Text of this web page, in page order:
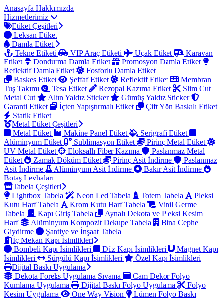
Anasayfa Hakkımızda
Hizmetlerimiz
Etiket Çeşitleri
Leksan Etiket
Damla Etiket
Tekne Etiketi
VIP Araç Etiketi Uçak Etiket
Karavan
Etiket
Dondurma Damla Etiket
Promosyon Damla Etiket
Reflektif Damla Etiket
Fosforlu Damla Etiket
Baskes Etiket
Şeffaf Etiket Reflektif Etiket
Membran
Tuş Takımı
Tesa Etiket Rezopal Kazıma Etiket
Slim Cut
Metal Cut
Altın Yaldız Sticker
Gümüş Yaldız Sticker
Garanti Etiket
İçten Yapıştırmalı Etiket
Çift Yön Baskılı Etiket
Statik Etiket
Metal Etiket Çeşitleri
Metal Etiket
Makine Panel Etiket
Serigrafi Etiket
Alüminyum Etiket
Sublimasyon Etiket
Pirinç Metal Etiket
UV Metal Etiket
Eloksallı Fiber Kazıma
Paslanmaz Metal
Etiket
Zamak Döküm Etiket Pirinç Asit İndirme
Paslanmaz
Asit İndirme
Alüminyum Asit İndirme
Bakır Asit İndirme
Botaş Levhaları
Tabela Çeşitleri
Lightbox Tabela
Neon Led Tabela Totem Tabela
Pleksi
Kutu Harf Tabela
Krom Kutu Harf Tabela
Vinil Germe
Tabela
Kapı Giriş Tabela
Aynalı Dekota ve Pleksi Kesim
Harf
Alüminyum Kompozit Dekupe Tabela
Bina Cephe
Giydirme
Şantiye ve İnşaat Tabela
İç Mekan Kapı İsimlikleri
Bombeli Kapı İsimlikleri
Düz Kapı İsimlikleri
Magnet Kapı
İsimlikleri
Sürgülü Kapı İsimlikleri
Özel Kapı İsimlikleri
Dijital Baskı Uygulama
Dekota Foreks Uygulama Sıvama
Cam Dekor Folyo
Kumlama Uygulama
Dijital Baskı Folyo Uygulama
Folyo
Kesim Uygulama
One Way Vision
Lümen Folyo Baskı